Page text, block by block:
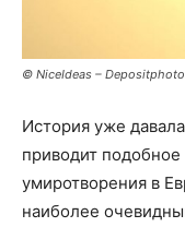
© NiceIdeas –
История уже
приводит
умиротворения в
наиболее